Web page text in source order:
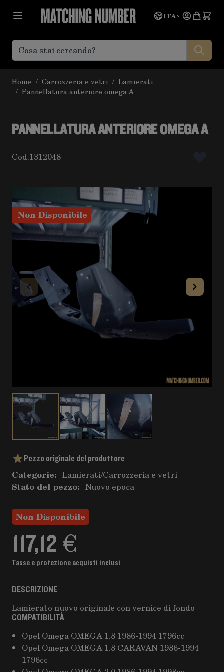
Lingua
ITA
Home / Carrozzeria e vetri / Lamierati
/ Pannellatura anteriore omega A
PANNELLATURA ANTERIORE OMEGA A
Cod.1312048
Non Disponibile
Pezzo originale del produttore
Categorie: Lamierati/Carrozzeria e vetri
Stato del pezzo: Nuovo epoca
Non Disponibile
117,12 €
Tasse e protezione acquisti inclusi
DESCRIZIONE
Lamierato nuovo originale con vernice di fondo
COMPATIBILITÀ
Opel Omega OMEGA 1.8 1986-1994 1796cc
Opel Omega OMEGA 1.8 CARAVAN 1986-1994
1796cc